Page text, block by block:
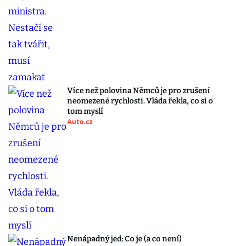
Více než polovina Němců je pro zrušení
neomezené rychlosti. Vláda řekla, co si o
tom myslí
Auto.cz
Nenápadný jed: Co je (a co není)